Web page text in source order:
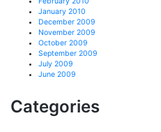
January 2010
December 2009
November 2009
October 2009
September 2009
July 2009
June 2009
Categories